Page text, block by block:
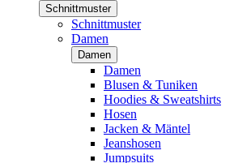
Schnittmuster
Schnittmuster
Damen
Damen
Damen
Blusen & Tuniken
Hoodies & Sweatshirts
Hosen
Jacken & Mäntel
Jeanshosen
Jumpsuits